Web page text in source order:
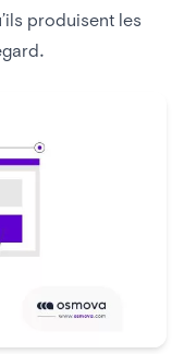
produisent les